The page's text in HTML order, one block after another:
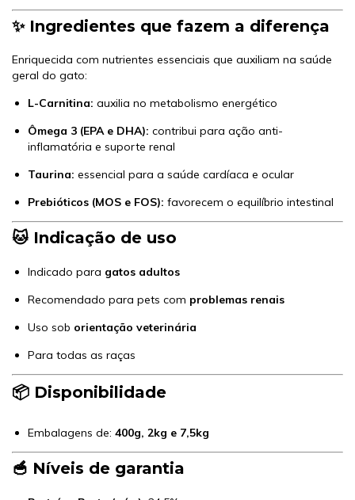
✨ Ingredientes que fazem a diferença
Enriquecida com nutrientes essenciais que auxiliam na saúde
geral do gato:
L-Carnitina: auxilia no metabolismo energético
Ômega 3 (EPA e DHA): contribui para ação anti-
inflamatória e suporte renal
Taurina: essencial para a saúde cardíaca e ocular
Prebióticos (MOS e FOS): favorecem o equilíbrio intestinal
🐱 Indicação de uso
Indicado para gatos adultos
Recomendado para pets com problemas renais
Uso sob orientação veterinária
Para todas as raças
📦 Disponibilidade
Embalagens de: 400g, 2kg e 7,5kg
🥣 Níveis de garantia